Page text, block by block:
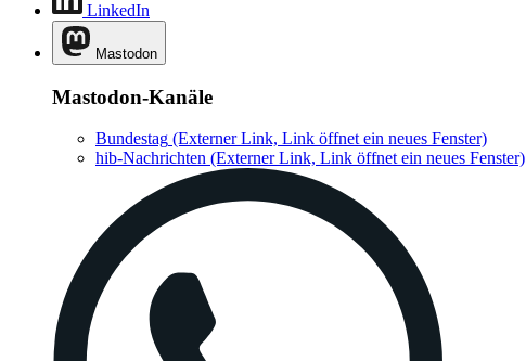
LinkedIn
Mastodon
Mastodon-Kanäle
Bundestag (Externer Link, Link öffnet ein neues Fenster)
hib-Nachrichten (Externer Link, Link öffnet ein neues Fenster)